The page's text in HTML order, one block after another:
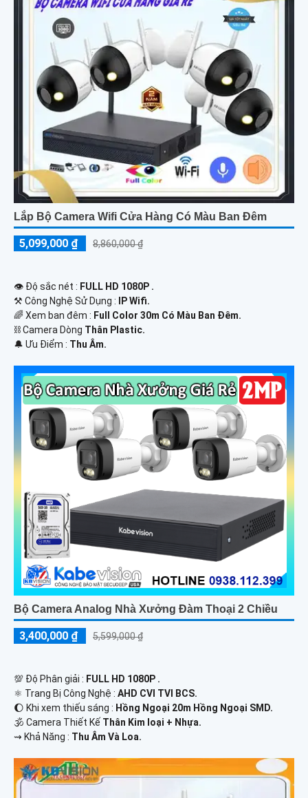
Lắp Bộ Camera Wifi Cửa Hàng Có Màu Ban Đêm
5,099,000 ₫ 8,860,000 ₫
👁 Độ sắc nét : FULL HD 1080P .
⚒ Công Nghệ Sử Dụng :
IP Wifi.
🌈 Xem ban đêm : Full Color 30m Có Màu Ban Ðêm.
⛓ Camera Dòng Thân Plastic.
️🔔 Ưu Điểm : Thu Âm.
Bộ Camera Analog Nhà Xưởng Đàm Thoại 2 Chiều
3,400,000 ₫ 5,599,000 ₫
💯 Độ Phân giải : FULL HD 1080P .
⚛️ Trang Bị Công Nghệ : AHD CVI TVI BCS.
🌔 Khi xem thiếu sáng : Hồng Ngoại 20m Hồng Ngoại SMD.
🕉️ Camera Thiết Kế Thân Kim loại + Nhựa.
️⇝ Khả Năng : Thu Âm Và Loa.